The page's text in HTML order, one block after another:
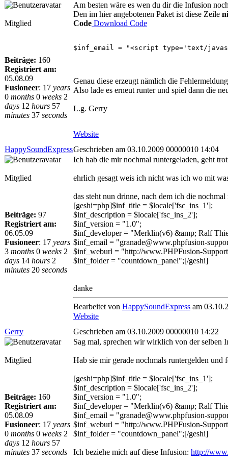
Mitglied
Beiträge: 160
Registriert am:
05.08.09
Fusioneer: 17 years
0 months 0 weeks 2
days 12 hours 57
minutes 37 seconds
Am besten wäre es wen du dir die Infusion
Den im hier angebotenen Paket ist diese Zeile
Code Download Code
$inf_email = "<script type='text/
Genau diese erzeugt nämlich die
Also lade es erneut runter und spiel dann die
L.g. Gerry
Website
HappySoundExpressGeschrieben am 03.10.2009 00000010 14:04
Mitglied
Beiträge: 97
Registriert am:
06.05.09
Fusioneer: 17 years
3 months 0 weeks 2
days 14 hours 2
minutes 20 seconds
Ich hab die mir nochmal runtergeladen, geht
ehrlich gesagt weis ich nicht was ich wo mit
das steht nun drinne, nach dem ich die nochmal
[geshi=php]$inf_title = $locale['fsc_ins_1'];
$inf_description = $locale['fsc_ins_2'];
$inf_version = "1.0";
$inf_developer = "Merklin(v6) &amp; Ralf
$inf_email = "granade@www.phpfusion-
$inf_weburl = "http://www.PHPFusion-
$inf_folder = "countdown_panel";[/geshi]
danke
Bearbeitet von HappySoundExpress am
Website
Gerry
Geschrieben am 03.10.2009 00000010 14:22
Mitglied
Beiträge: 160
Registriert am:
05.08.09
Fusioneer: 17 years
0 months 0 weeks 2
days 12 hours 57
minutes 37 seconds
Sag mal, sprechen wir wirklich von der selben
Hab sie mir gerade nochmals runtergelden und
[geshi=php]$inf_title = $locale['fsc_ins_1'];
$inf_description = $locale['fsc_ins_2'];
$inf_version = "1.0";
$inf_developer = "Merklin(v6) &amp; Ralf
$inf_email = "granade@www.phpfusion-
$inf_weburl = "http://www.PHPFusion-
$inf_folder = "countdown_panel";[/geshi]
Ich beziehe mich auf diese Infusion: http://